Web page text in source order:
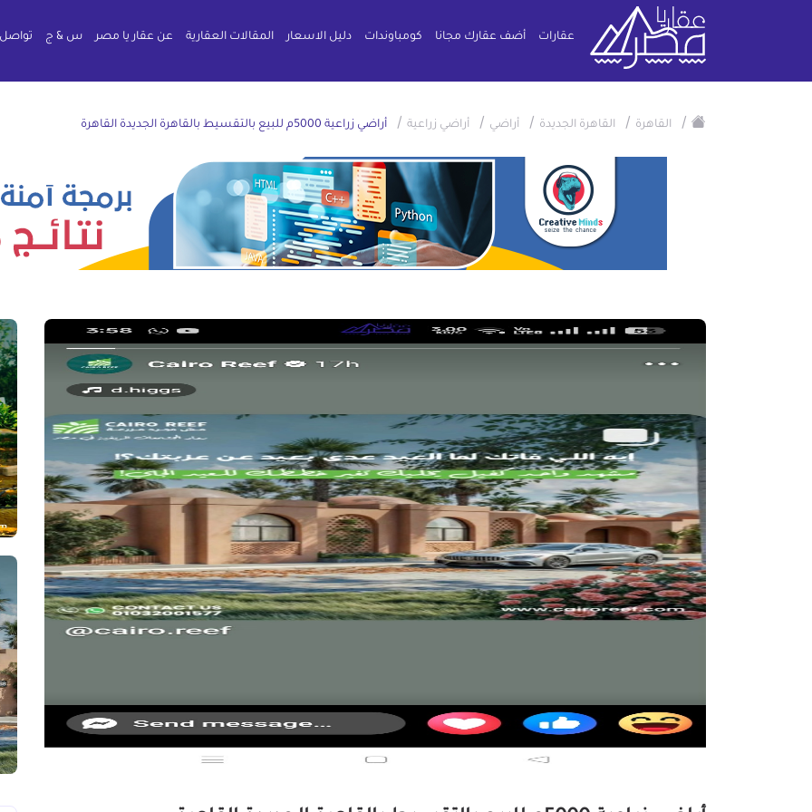
عقارات أضف عقارك مجانا كومباوندات دليل الاسعار المقالات العقارية عن عقار يا مصر س & ج
/ القاهرة / القاهرة الجديدة / أراضي / أراضي زراعية / أراضي زراعية 5000م للبيع بالتقسيط بالقاهرة الجديدة القاهرة